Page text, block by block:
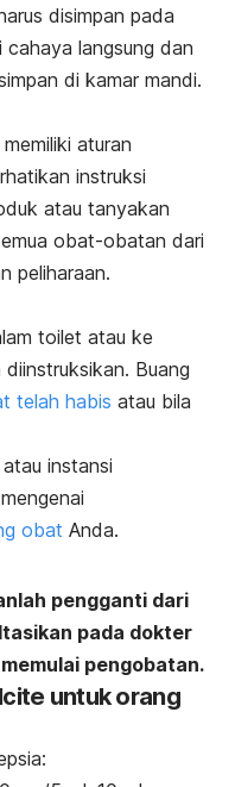
disimpan pada
cahaya langsung dan
di kamar mandi.
aturan
instruksi
atau tanyakan
obat-obatan dari
peliharaan.
toilet atau ke
Buang
telah habis atau bila
instansi
obat Anda.
pengganti dari
pada dokter
pengobatan.
untuk orang